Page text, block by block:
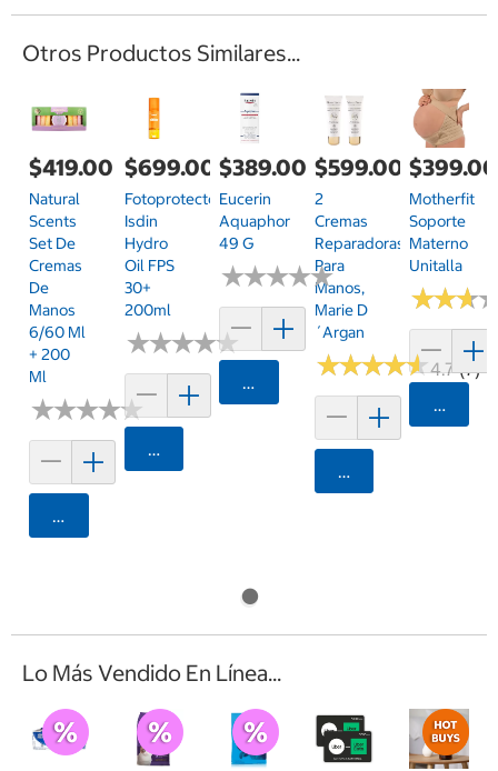
Otros Productos Similares...
$419.00
Natural
Scents
Set De
Cremas
De
Manos
6/60 Ml
+ 200
Ml
★★★★★
★★★★★
Agregar
$699.00
Fotoprotector
Isdin
Hydro
Oil FPS
30+
200ml
★★★★★
★★★★★
Agregar
$389.00
Eucerin
Aquaphor
49 G
★★★★★
★★★★★
Agregar
$599.00
2
Cremas
Reparadoras
Para
Manos,
Marie D
´Argan
★★★★★
★★★★★4.7 (7)
Agregar
$399.00
Motherfit
Soporte
Materno
Unitalla
★★★
★★★
Lo Más Vendido En Línea...